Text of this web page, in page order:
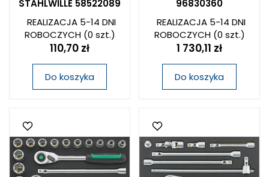
STAHLWILLE 58522089
REALIZACJA 5-14 DNI
ROBOCZYCH(0 szt.)
110,70 zł
Do koszyka
96830360
REALIZACJA 5-14 DNI
ROBOCZYCH(0 szt.)
1 730,11 zł
Do koszyka